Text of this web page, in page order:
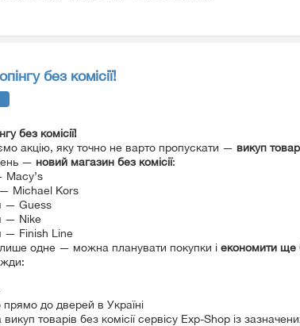
без комісії!
без комісії!
акцію, яку точно не варто пропускати — викуп
— новий магазин без комісії:
Macy’s
— Michael Kors
— Guess
— Nike
— Finish Line
одне — можна планувати покупки і економити ще
до дверей в Україні
викуп товарів без комісії сервісу Exp-Shop із